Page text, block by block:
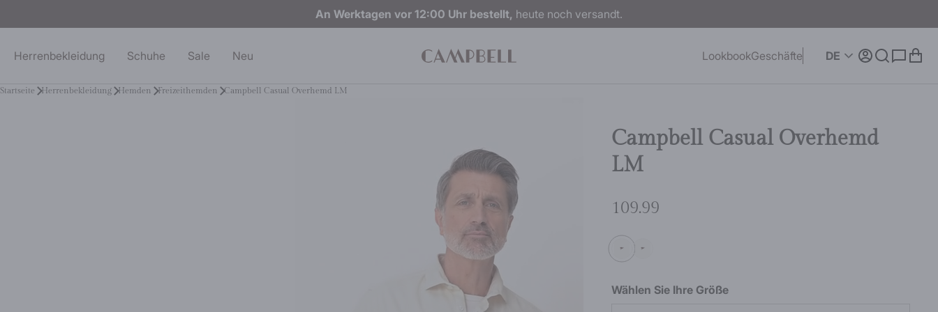
An Werktagen vor 12:00 Uhr bestellt, heute noch versandt.
Herrenbekleidung Schuhe Sale Neu LookbookGeschäfte DE
Startseite Herrenbekleidung Hemden Freizeithemden Campbell Casual Overhemd LM
Campbell Casual Overhemd
LM
109.99
Wählen Sie Ihre Größe